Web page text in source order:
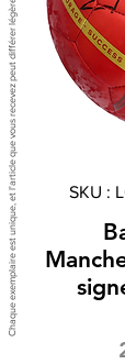
SKU :
Chaque exemplaire est unique, et l'article que vous recevez peut différer légèrement de celui illustré :